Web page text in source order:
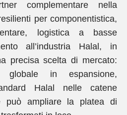
complementare nella
per componentistica,
logistica a basse
all’industria Halal, in
precisa scelta di mercato:
in espansione,
Halal nelle catene
può ampliare la platea di